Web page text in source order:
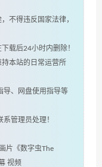
不得违反国家法律，
载后24小时内删除！
本站的日常运营所
导、网盘使用指导等
管理员处理！
片《数字虫The
视频